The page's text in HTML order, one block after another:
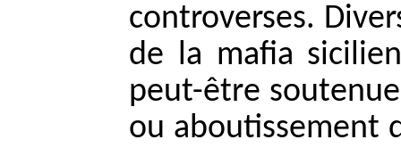
controverses.
de la mafia
peut-être
ou aboutissement